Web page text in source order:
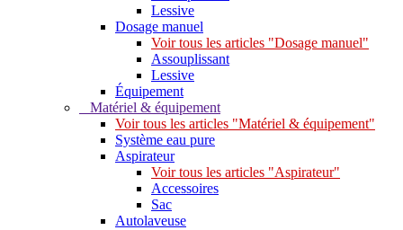
Lessive
Dosage manuel
Voir tous les articles "Dosage manuel"
Assouplissant
Lessive
Équipement
Matériel & équipement
Voir tous les articles "Matériel & équipement"
Système eau pure
Aspirateur
Voir tous les articles "Aspirateur"
Accessoires
Sac
Autolaveuse